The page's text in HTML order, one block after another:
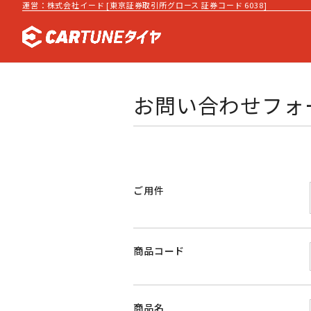
運営：株式会社イード [東京証券取引所グロース 証券コード 6038]
お問い合わせフォ
ご用件
商品コード
商品名